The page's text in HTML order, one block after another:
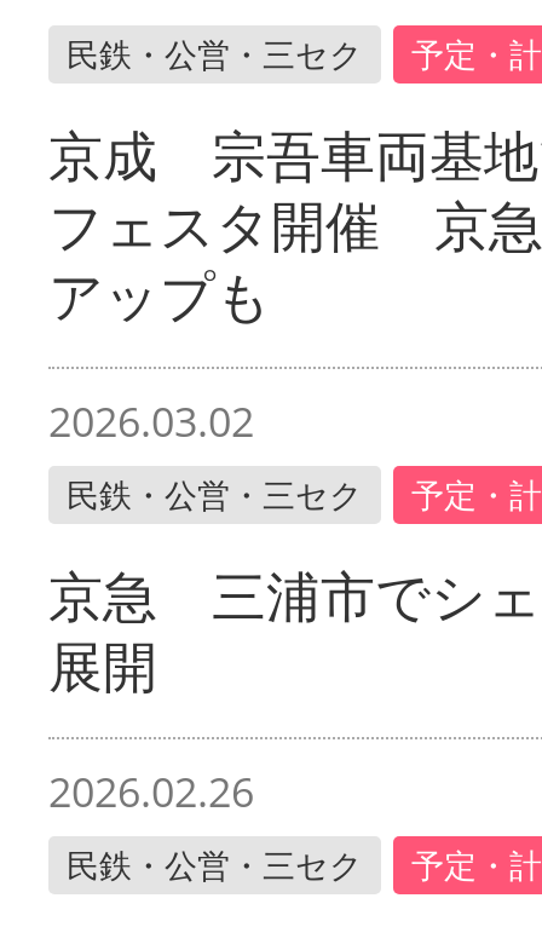
民鉄・公営・三セク 予定・
京成 宗吾車両基
フェスタ開催 京
アップも
2026.03.02
民鉄・公営・三セク 予定・
京急 三浦市でシ
展開
2026.02.26
民鉄・公営・三セク 予定・